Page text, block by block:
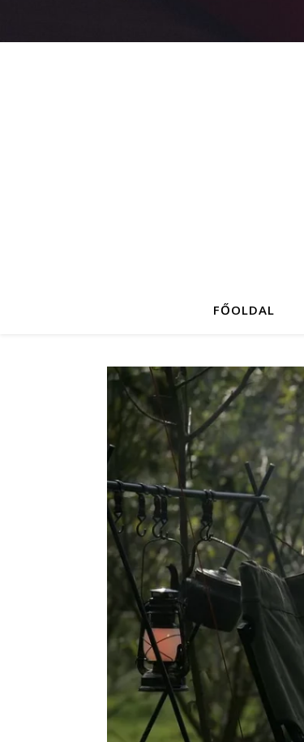
FŐOLDAL